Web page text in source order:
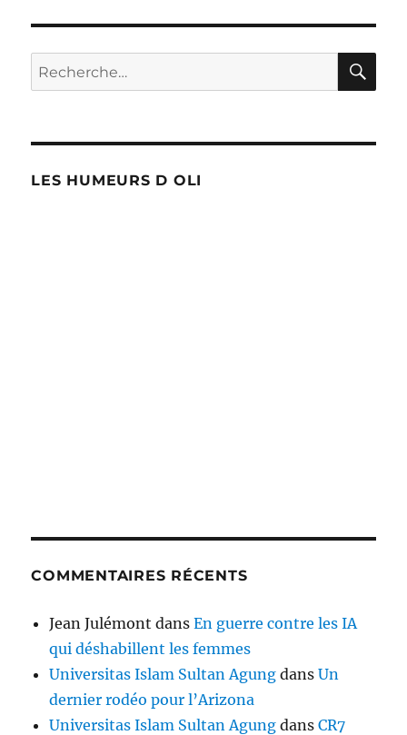
Recherche
pour :
LES HUMEURS D OLI
COMMENTAIRES RÉCENTS
Jean Julémont dansEn guerre contre les IA
qui déshabillent les femmes
Universitas Islam Sultan Agung dansUn
dernier rodéo pour l’Arizona
Universitas Islam Sultan Agung dansCR7